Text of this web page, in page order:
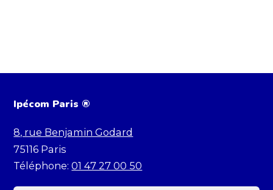
Ipécom Paris ®
8, rue Benjamin Godard
75116 Paris
Téléphone:01 47 27 00 50